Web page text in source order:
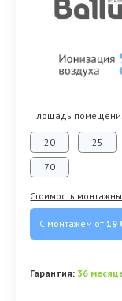
Площадь
20 25
70
Стоимость
С монтажем от19
Гарантия: 36